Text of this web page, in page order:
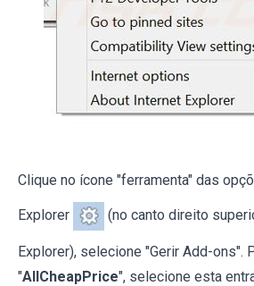
Clique no ícone "ferramenta" das
Explorer (no canto direito
Explorer), selecione "Gerir Add-ons".
"AllCheapPrice", selecione esta